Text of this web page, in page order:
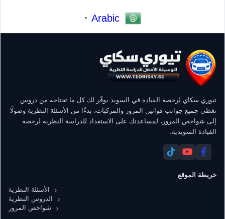
Arabic
▼
تيوري سكاي لرخصة القيادة في السويد يوفّر لك كل ما تحتاجه من دروس
تغطي جميع جوانب قوانين المرور والمركبات، بدءًا من الأسئلة النظرية وصولًا
إلى شواخص المرور، لمساعدتك على الاستعداد للدراسة النظرية لرخصة
القيادة السويدية.
خريطة الموقع
الأسئلة النظرية
الدروس النظرية
شواخص المرور